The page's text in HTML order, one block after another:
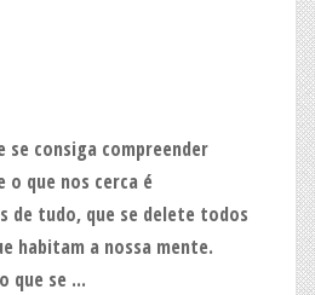
se consiga compreender
o que nos cerca é
de tudo, que se delete todos
habitam a nossa mente.
que se ...